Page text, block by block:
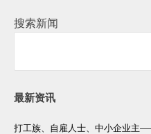
搜索新闻
最新资讯
打工族、自雇人士、中小企业主